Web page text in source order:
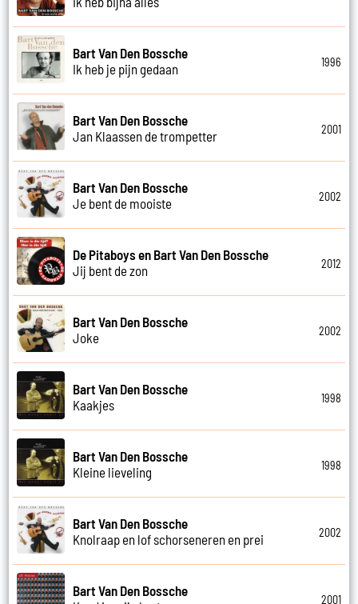
Bart Van Den Bossche
Ik heb je pijn gedaan
1996
Bart Van Den Bossche
Jan Klaassen de trompetter
2001
Bart Van Den Bossche
Je bent de mooiste
2002
De Pitaboys en Bart Van Den Bossche
Jij bent de zon
2012
Bart Van Den Bossche
Joke
2002
Bart Van Den Bossche
Kaakjes
1998
Bart Van Den Bossche
Kleine lieveling
1998
Bart Van Den Bossche
Knolraap en lof schorseneren en prei
2002
Bart Van Den Bossche
2001